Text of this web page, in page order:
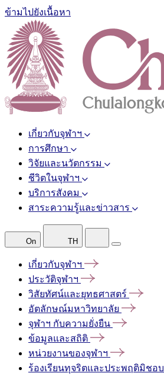
ข้ามไปยังเนื้อหา
เกี่ยวกับจุฬาฯ
การศึกษา
วิจัยและนวัตกรรม
ชีวิตในจุฬาฯ
บริการสังคม
สาระความรู้และข่าวสาร
On TH
เกี่ยวกับจุฬาฯ
ประวัติจุฬาฯ
วิสัยทัศน์และยุทธศาสตร์
อัตลักษณ์มหาวิทยาลัย
จุฬาฯ กับความยั่งยืน
ข้อมูลและสถิติ
หน่วยงานของจุฬาฯ
ร้องเรียนทุจริตและประพฤติมิชอบ